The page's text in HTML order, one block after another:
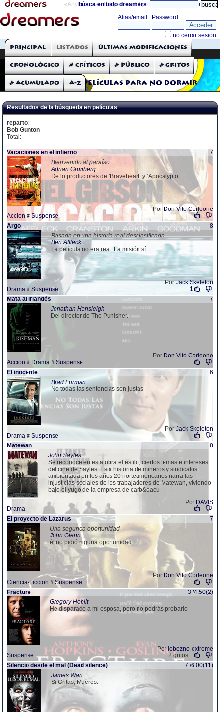
«Anything can happen and it probably will» directorio
búsca en todo dreamers
THE DREAMERS
Críticas: Películas
Películas para no dormir
Principal Listados Últimas modificaciones
Cronológico # Críticos # Público # Gritos
# Acumulado A-Z
Resultados de la búsqueda en películas
reparto:
Bob Gunton
Total:
Vacaciones en el infierno
7
Bienvenido al paraíso...
Adrian Grunberg
De lo productores de ’Braveheart’ y ’Apocalypto’.
Por Don Vito Corleone
Accion# Suspense
Argo
8
Basada en una historia real desclasificada
Ben Affleck
La película no era real. La misión sí.
PorJack Skeleton
Drama # Suspense 1
Mata al irlandés
7
Jonathan Hensleigh
Del director de The Punisher.
Por Don Vito Corleone
Accion # Drama # Suspense
El inocente
6
Brad Furman
No todas las sentencias son justas
PorJack Skeleton
Drama # Suspense
Matewan
8
John Sayles
Se reconoce en esta obra el estilo, ciertos temas e intereses
del cine de Sayles. Esta historia de mineros y sindicatos
ambientada en los años 20 norteamericanos narra las
injusticias sociales de los trabajadores de Matewan, viviendo
bajo el yugo de la empresa de carb&oacu
Por DAVIS
Drama
El proyecto de Lazarus
7
Una segunda oportunidad
John Glenn
él no pidió niguna oportunidad.
Por Don Vito Corleone
Ciencia-Ficcion # Suspense
Fracture
3 /4.50(2)
Gregory Hoblit
He disparado a mi esposa, pero no podrás probarlo
Porlobezno-extreme
Suspense
2 gritos
Silencio desde el mal (Dead silence)
7 /6.00(11)
James Wan
Si Gritas, Mueres.